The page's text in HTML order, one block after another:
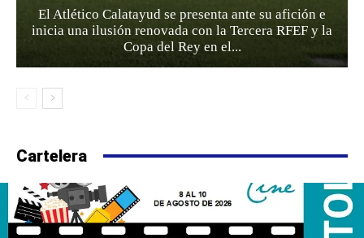
El Atlético Calatayud se presenta ante su afición e
inicia una ilusión renovada con la Tercera RFEF y la
Copa del Rey en el...
Cartelera